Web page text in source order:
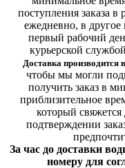
поступления заказа в
ежедневно, в другое
первый рабочий
курьерской
Доставка производится в
чтобы мы могли
получить заказ в
приблизительное
который
подтверждении
За час до доставки
номеру для